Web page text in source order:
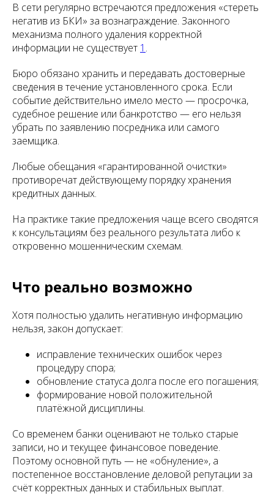
В сети регулярно встречаются предложения «стереть
негатив из БКИ» за вознаграждение. Законного
механизма полного удаления корректной
информации не существует 1 .
Бюро обязано хранить и передавать достоверные
сведения в течение установленного срока. Если
событие действительно имело место — просрочка,
судебное решение или банкротство — его нельзя
убрать по заявлению посредника или самого
заемщика.
Любые обещания «гарантированной очистки»
противоречат действующему порядку хранения
кредитных данных.
На практике такие предложения чаще всего сводятся
к консультациям без реального результата либо к
откровенно мошенническим схемам.
Что реально возможно
Хотя полностью удалить негативную информацию
нельзя, закон допускает:
исправление технических ошибок через
процедуру спора;
обновление статуса долга после его погашения;
формирование новой положительной
платёжной дисциплины.
Со временем банки оценивают не только старые
записи, но и текущее финансовое поведение.
Поэтому основной путь — не «обнуление», а
постепенное восстановление деловой репутации за
счёт корректных данных и стабильных выплат.